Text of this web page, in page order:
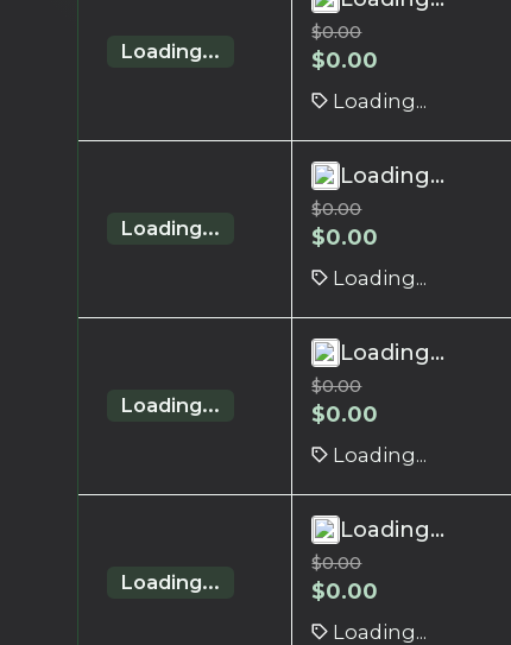
Loading...
$0.00
$0.00
Loading...
Loading...
Loading...
$0.00
$0.00
Loading...
Loading...
Loading...
$0.00
$0.00
Loading...
Loading...
Loading...
$0.00
$0.00
Loading...